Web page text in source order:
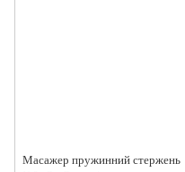
Масажер пружинний стержень